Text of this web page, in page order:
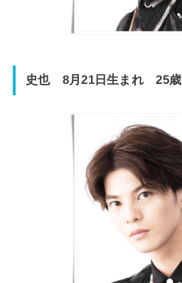
史也 8月21日生まれ 25歳